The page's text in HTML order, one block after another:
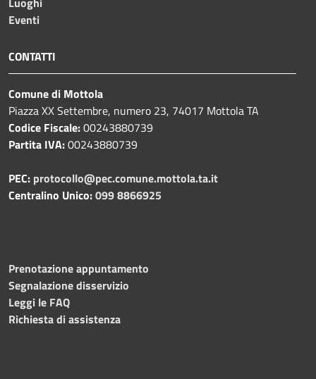
Eventi
CONTATTI
Comune di Mottola
Piazza XX Settembre, numero 23, 74017 Mottola TA
Codice Fiscale:00243880739
Partita IVA:00243880739
PEC: protocollo@pec.comune.mottola.ta.it
Centralino Unico:099 8866925
Prenotazione appuntamento
Segnalazione disservizio
Leggi le FAQ
Richiesta di assistenza